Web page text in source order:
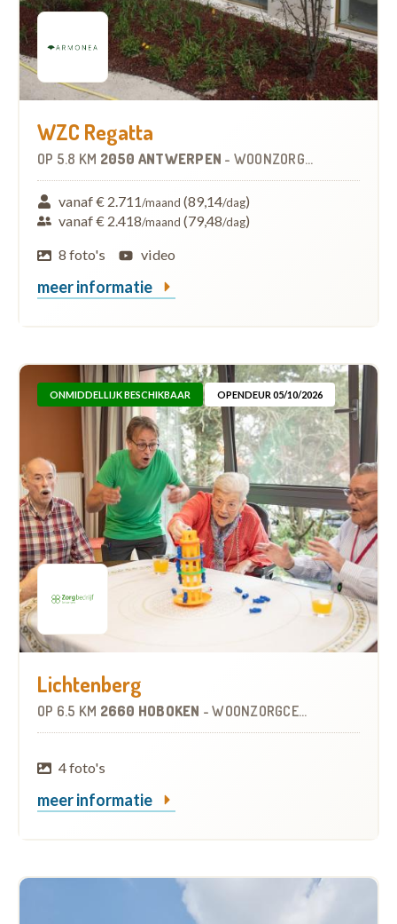
WZC Regatta
OP 5.8 KM 2050 ANTWERPEN - WOONZORGCENTRUM (WZC)
vanaf € 2.711/maand (89,14/dag)
vanaf € 2.418/maand (79,48/dag)
8 foto's
video
meer informatie
ONMIDDELLIJK BESCHIKBAAR OPENDEUR 05/10/2026
Lichtenberg
OP 6.5 KM 2660 HOBOKEN -WOONZORGCENTRUM (WZC)
4 foto's
meer informatie